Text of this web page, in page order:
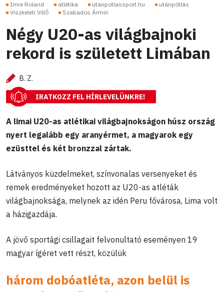
Imre Roland atlétika utanpotlassport.hu
utánpótlás
Viszkeleti Villő
Szabados Ármin
Négy U20-as világbajnoki
rekord is született Limában
B. Z.
IRATKOZZ FEL HÍRLEVELÜNKRE!
A limai U20-as atlétikai világbajnokságon húsz ország
nyert legalább egy aranyérmet, a magyarok egy
ezüsttel és két bronzzal zártak.
Látványos küzdelmeket, színvonalas versenyeket és
remek eredményeket hozott az U20-as atléták
világbajnoksága, melynek az idén Peru fővárosa, Lima volt
a házigazdája.
A jövő sportági csillagait felvonultató eseményen 19
magyar ígéret vett részt, közülük
három dobóatléta, azon belül is